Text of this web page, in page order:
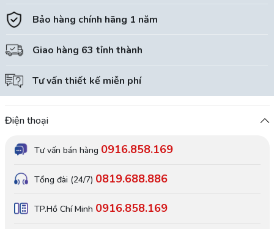
Bảo hàng chính hãng 1 năm
Giao hàng 63 tỉnh thành
Tư vấn thiết kế miễn phí
Điện thoại
Tư vấn bán hàng 0916.858.169
Tổng đài (24/7) 0819.688.886
TP.Hồ Chí Minh 0916.858.169